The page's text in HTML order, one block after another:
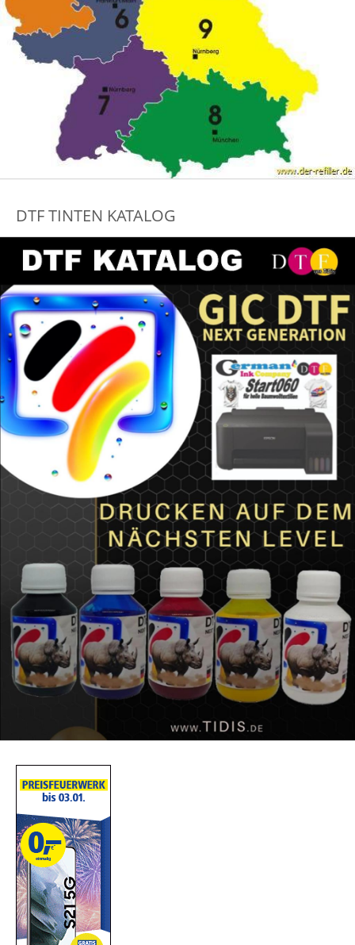
DTF TINTEN KATALOG